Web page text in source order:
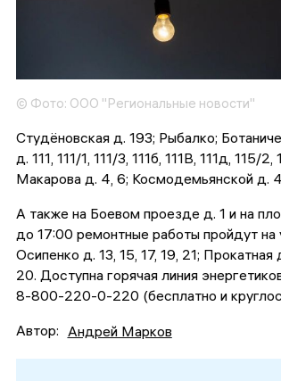
© Фото: ООО "Региональные новости"
Студёновская д. 193; Рыбалко;
д. 111, 111/1, 111/3, 111б, 111В, 111д, 115/
Макарова д. 4, 6; Космодемьянской д.
А также на Боевом проезде д. 1 и на
до 17:00 ремонтные работы пройдут на
Осипенко д. 13, 15, 17, 19, 21;
20. Доступна горячая линия
8-800-220-0-220 (бесплатно и
Автор: Андрей Марков